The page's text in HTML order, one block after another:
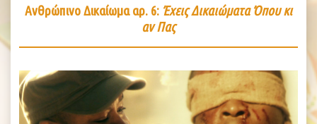
Ανθρώπινο Δικαίωμα αρ. 6: Έχεις Δικαιώματα Όπου κι
αν Πας